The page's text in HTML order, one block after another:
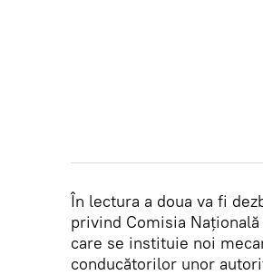
În lectura a doua va fi
privind Comisia
care se instituie noi
conducătorilor unor